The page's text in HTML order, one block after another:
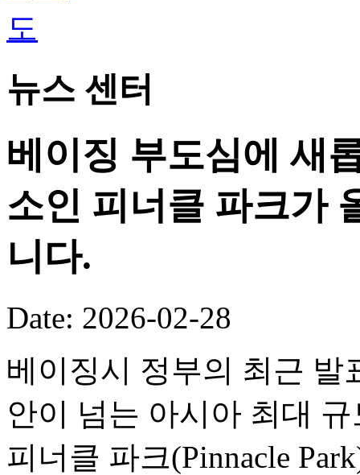
뉴스 센터
베이징 부도심에 새
소인 피너클 파크가
니다.
Date: 2026-02-28
베이징시 정부의 최근 발
안이 넘는 아시아 최대
피너클 파크(Pinnacle